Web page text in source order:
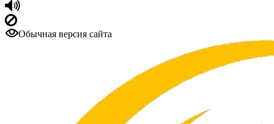
Обычная версия сайта